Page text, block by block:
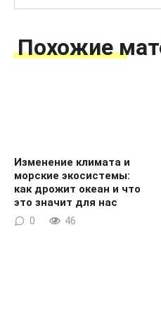
for:
Похожие
Изменение климата и
морские экосистемы:
как дрожит океан и что
это значит для нас
0 46